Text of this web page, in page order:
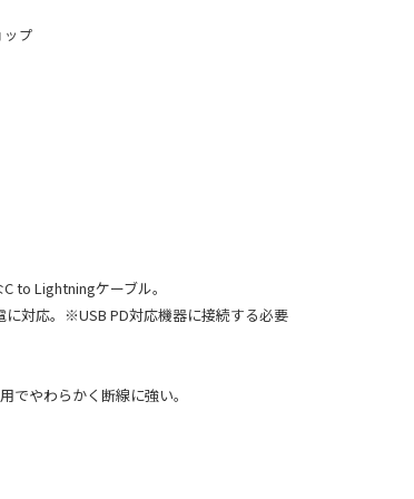
ップ
to Lightningケーブル。
に対応。※USB PD対応機器に接続する必要
でやわらかく断線に強い。